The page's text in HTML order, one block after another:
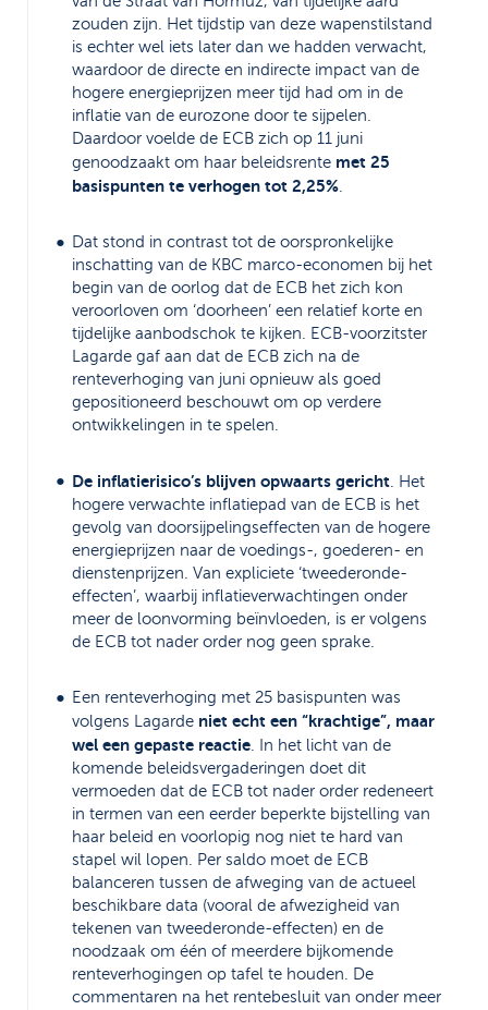
zouden zijn. Het tijdstip van deze wapenstilstand
is echter wel iets later dan we hadden verwacht,
waardoor de directe en indirecte impact van de
hogere energieprijzen meer tijd had om in de
inflatie van de eurozone door te sijpelen.
Daardoor voelde de ECB zich op 11 juni
genoodzaakt om haar beleidsrente met 25
basispunten te verhogen tot 2,25%
Dat stond in contrast tot de oorspronkelijke
inschatting van de KBC marco-economen bij het
begin van de oorlog dat de ECB het zich kon
veroorloven om ‘doorheen’ een relatief korte en
tijdelijke aanbodschok te kijken. ECB-voorzitster
Lagarde gaf aan dat de ECB zich na de
renteverhoging van juni opnieuw als goed
gepositioneerd beschouwt om op verdere
ontwikkelingen in te spelen.
De inflatierisico’s blijven opwaarts gericht . Het
hogere verwachte inflatiepad van de ECB is het
gevolg van doorsijpelingseffecten van de hogere
energieprijzen naar de voedings-, goederen- en
dienstenprijzen. Van expliciete ‘tweederonde-
effecten’, waarbij inflatieverwachtingen onder
meer de loonvorming beïnvloeden, is er volgens
de ECB tot nader order nog geen sprake.
Een renteverhoging met 25 basispunten was
volgens Lagarde niet echt een “krachtige”, maar
wel een gepaste reactie . In het licht van de
komende beleidsvergaderingen doet dit
vermoeden dat de ECB tot nader order redeneert
in termen van een eerder beperkte bijstelling van
haar beleid en voorlopig nog niet te hard van
stapel wil lopen. Per saldo moet de ECB
balanceren tussen de afweging van de actueel
beschikbare data (vooral de afwezigheid van
tekenen van tweederonde-effecten) en de
noodzaak om één of meerdere bijkomende
renteverhogingen op tafel te houden. De
commentaren na het rentebesluit van onder meer